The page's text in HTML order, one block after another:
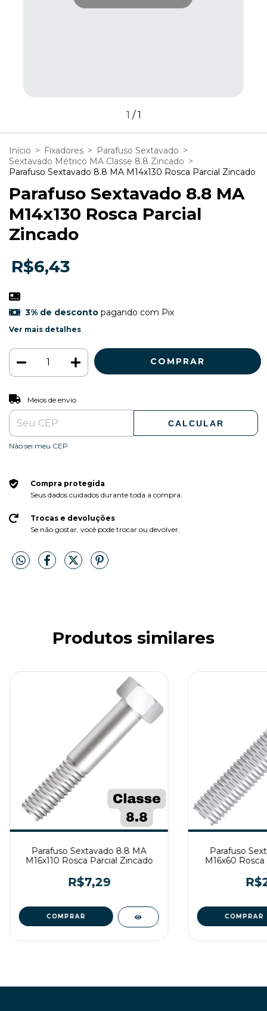
1 /1
Início > Fixadores > Parafuso Sextavado >
Sextavado Métrico MA Classe 8.8 Zincado >
Parafuso Sextavado 8.8 MA M14x130 Rosca Parcial Zincado
Parafuso Sextavado 8.8 MA
M14x130 Rosca Parcial
Zincado
R$6,43
3% de descontopagando com Pix
Ver mais detalhes
Entregas para o CEP:
Meios de envio
CALCULAR
Não sei meu CEP
Compra protegida
Seus dados cuidados durante toda a compra.
Trocas e devoluções
Se não gostar, você pode trocar ou devolver.
Produtos similares
Parafuso Sextavado 8.8 MA
M16x110 Rosca Parcial Zincado
R$7,29
Parafuso
M16x60